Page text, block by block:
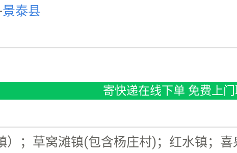
景泰县
寄快递在线下单 免费上
）；草窝滩镇(包含杨庄村)；红水镇；